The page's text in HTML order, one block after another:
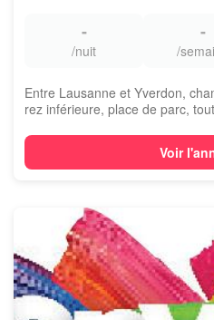
-
/nuit
-
/
Entre Lausanne et Yverdon,
rez inférieure, place de parc,
Voir